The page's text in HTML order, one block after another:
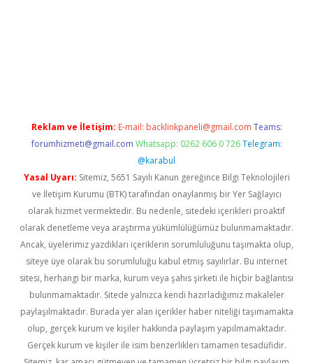
Reklam ve İletişim: E-mail: backlinkpaneli@gmail.com Teams:
forumhizmeti@gmail.com Whatsapp: 0262 606 0 726 Telegram:
@karabul
Yasal Uyarı: Sitemiz, 5651 Sayılı Kanun gereğince Bilgi Teknolojileri
ve İletişim Kurumu (BTK) tarafından onaylanmış bir Yer Sağlayıcı
olarak hizmet vermektedir. Bu nedenle, sitedeki içerikleri proaktif
olarak denetleme veya araştırma yükümlülüğümüz bulunmamaktadır.
Ancak, üyelerimiz yazdıkları içeriklerin sorumluluğunu taşımakta olup,
siteye üye olarak bu sorumluluğu kabul etmiş sayılırlar. Bu internet
sitesi, herhangi bir marka, kurum veya şahıs şirketi ile hiçbir bağlantısı
bulunmamaktadır. Sitede yalnızca kendi hazırladığımız makaleler
paylaşılmaktadır. Burada yer alan içerikler haber niteliği taşımamakta
olup, gerçek kurum ve kişiler hakkında paylaşım yapılmamaktadır.
Gerçek kurum ve kişiler ile isim benzerlikleri tamamen tesadüfidir.